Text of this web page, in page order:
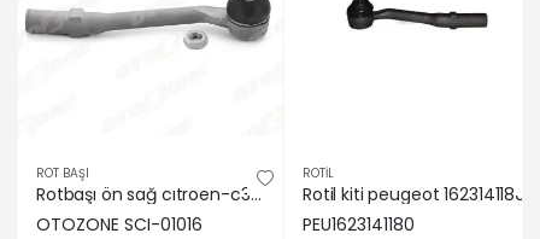
ROT BAŞI
Rotbaşı ön sağ cıtroen-c3 ııı-2017-cıtroen-ds3-2016- otozone 1623141180
OTOZONE SCI-01016
ROTİL
Rotil kiti peugeot 1623141180
PEU1623141180